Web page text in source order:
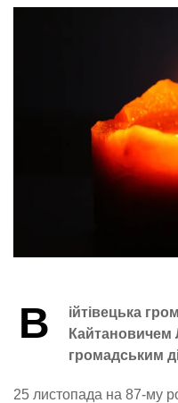
В
ійтівецька
Кайтановичем
громадським
25 листопада на 87-му